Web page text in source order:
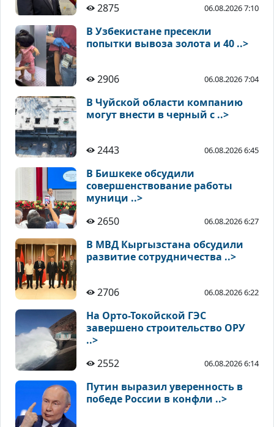
2875 06.08.2026 7:10
В Узбекистане пресекли
попытки вывоза золота и 40 ..>
2906 06.08.2026 7:04
В Чуйской области компанию
могут внести в черный с ..>
2443 06.08.2026 6:45
В Бишкеке обсудили
совершенствование работы
муници ..>
2650
06.08.2026 6:27
В МВД Кыргызстана обсудили
развитие сотрудничества ..>
2706 06.08.2026 6:22
На Орто-Токойской ГЭС
завершено строительство ОРУ
..>
2552
06.08.2026 6:14
Путин выразил уверенность в
победе России в конфли ..>